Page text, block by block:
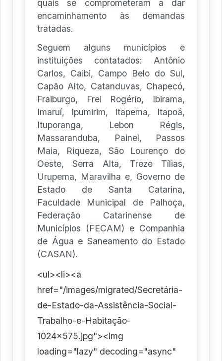
quais se comprometeram a dar
encaminhamento às demandas
tratadas.
Seguem alguns municípios e
instituições contatados: Antônio
Carlos, Caibi, Campo Belo do Sul,
Capão Alto, Catanduvas, Chapecó,
Fraiburgo, Frei Rogério, Ibirama,
Imaruí, Ipumirim, Itapema, Itapoá,
Ituporanga, Lebon Régis,
Massaranduba, Painel, Passos
Maia, Riqueza, São Lourenço do
Oeste, Serra Alta, Treze Tílias,
Urupema, Maravilha e, Governo de
Estado de Santa Catarina,
Faculdade Municipal de Palhoça,
Federação Catarinense de
Municípios (FECAM) e Companhia
de Água e Saneamento do Estado
(CASAN).
<ul><li><a
href="/images/migrated/Secretária-
de-Estado-da-Assistência-Social-
Trabalho-e-Habitação-
1024x575.jpg"><img
loading="lazy" decoding="async"